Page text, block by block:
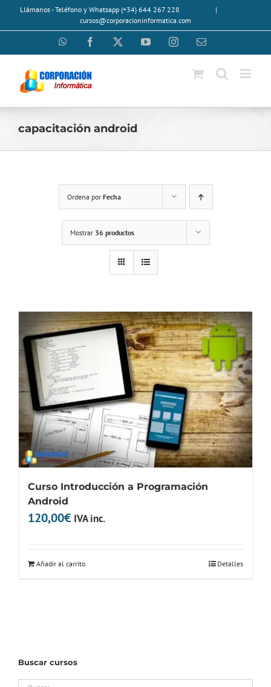
SaltarLlámanos - Teléfono y Whatsapp (+34) 644 267 228
|
cursos@corporacioninformatica.com
WhatsAppFacebook YouTubeInstagramCorreo
capacitación android
Ordena por Fecha
Mostrar 36 productos
Curso Introducción a Programación
Android
120,00€ IVA inc.
Añadir al carrito Detalles
Buscar cursos